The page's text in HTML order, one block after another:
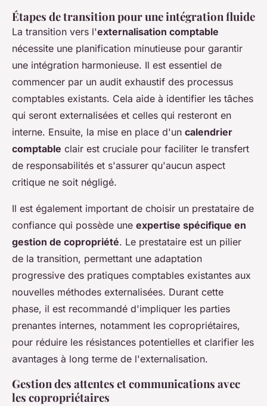
Étapes de transition pour une intégration fluide
La transition vers l'externalisation comptable
nécessite une planification minutieuse pour garantir
une intégration harmonieuse. Il est essentiel de
commencer par un audit exhaustif des processus
comptables existants. Cela aide à identifier les tâches
qui seront externalisées et celles qui resteront en
interne. Ensuite, la mise en place d'un calendrier
comptable clair est cruciale pour faciliter le transfert
de responsabilités et s'assurer qu'aucun aspect
critique ne soit négligé.
Il est également important de choisir un prestataire de
confiance qui possède une expertise spécifique en
gestion de copropriété. Le prestataire est un pilier
de la transition, permettant une adaptation
progressive des pratiques comptables existantes aux
nouvelles méthodes externalisées. Durant cette
phase, il est recommandé d'impliquer les parties
prenantes internes, notamment les copropriétaires,
pour réduire les résistances potentielles et clarifier les
avantages à long terme de l'externalisation.
Gestion des attentes et communications avec
les copropriétaires